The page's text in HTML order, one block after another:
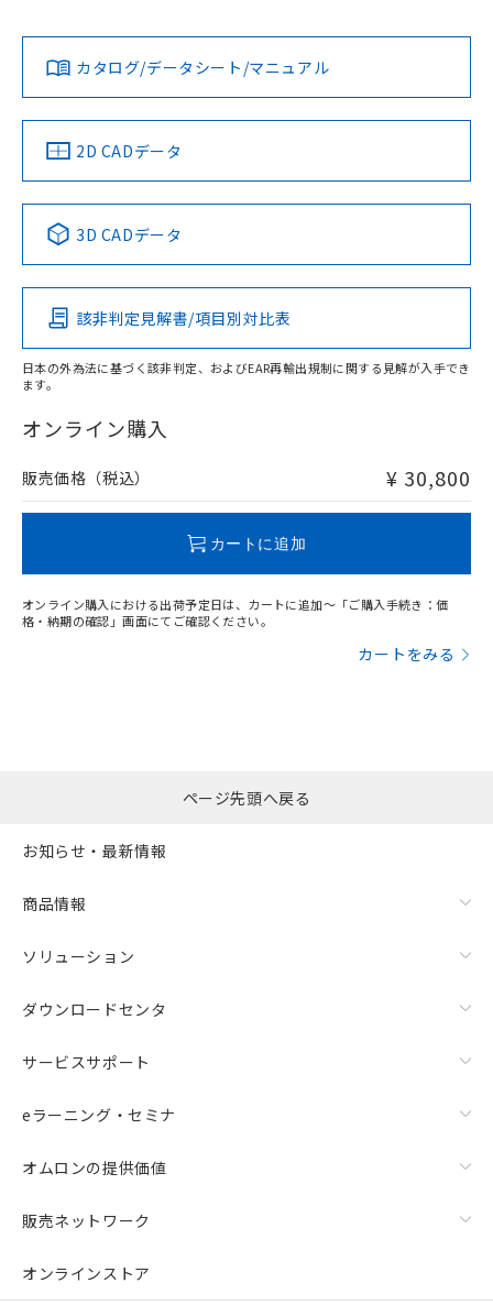
この製品のRoHS/REACH対応状況ページへ
LR型式承認
（イギリス
船舶規格）
DNV型式承認
（ノルウェー
BV型式承認
（フランス
KR型式
（韓国
No No No No
この製品の規格認証/適合状況ページへ
その他の認証はこちらのページからご検索ください
カタログ/データシート/マニュアル
2D CADデータ
3D CADデータ
該非判定見解書/項目別対比表
日本の外為法に基づく該非判定、およびEAR再輸出規制に関する見解が入手でき
ます。
オンライン購入
販売価格（税込） ¥ 30,800
カートに追加
オンライン購入における出荷予定日は、カートに追加～「ご購入手続き：価
格・納期の確認」画面にてご確認ください。
カートをみる
るもので、過去に遡って非含有を証明する
ものではありません。
欄に対応日を記載しておりました。
既に当社にて対応品への在庫切替を完了
していることから、特段のことがない限
り、2022年1月12日より割愛しておりま
ページ先頭へ戻る
お知らせ・最新情報
商品情報
ソリューション
ダウンロードセンタ
サービスサポート
eラーニング・セミナ
オムロンの提供価値
販売ネットワーク
オンラインストア